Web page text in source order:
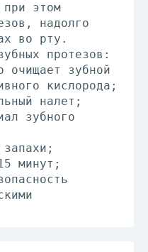
этом
надолго
во рту.
протезов:
очищает зубной
кислорода;
налет;
зубного
минут;